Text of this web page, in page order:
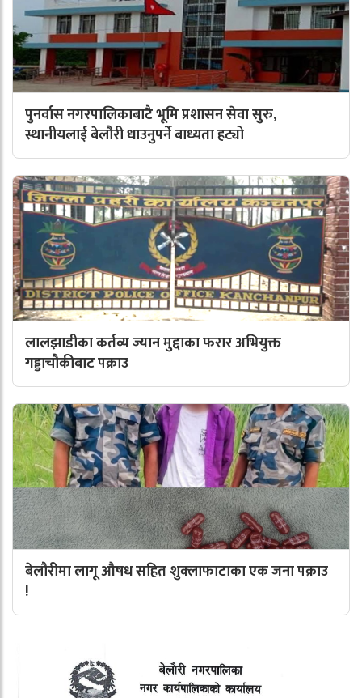
पुनर्वास नगरपालिकाबाटै भूमि प्रशासन सेवा सुरु,
स्थानीयलाई बेलौरी धाउनुपर्ने बाध्यता हट्यो
लालझाडीका कर्तव्य ज्यान मुद्दाका फरार अभियुक्त
गड्डाचौकीबाट पक्राउ
बेलौरीमा लागू औषध सहित शुक्लाफाटाका एक जना पक्राउ
!